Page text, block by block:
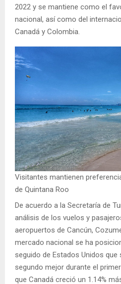
2022 y se mantiene como el
nacional, así como del
Canadá y Colombia.
Visitantes mantienen
de Quintana Roo
De acuerdo a la Secretaría de
análisis de los vuelos y
aeropuertos de Cancún,
mercado nacional se ha
seguido de Estados Unidos
segundo mejor durante el
que Canadá creció un 1.14%